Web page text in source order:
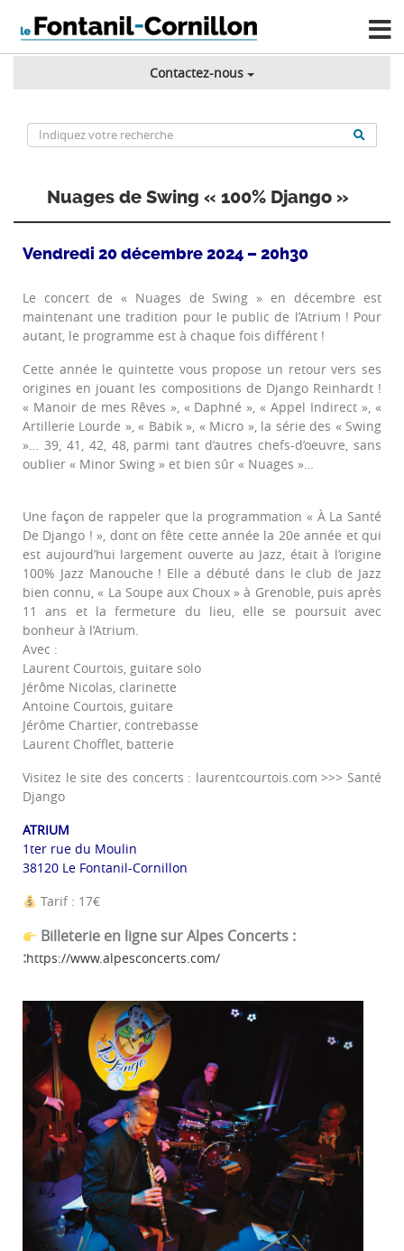
Contactez-nous
Nuages de Swing « 100% Django »
Vendredi 20 décembre 2024 – 20h30
Le concert de « Nuages de Swing » en décembre est
maintenant une tradition pour le public de l’Atrium ! Pour
autant, le programme est à chaque fois différent !
Cette année le quintette vous propose un retour vers ses
origines en jouant les compositions de Django Reinhardt !
« Manoir de mes Rêves », « Daphné », « Appel Indirect », «
Artillerie Lourde », « Babik », « Micro », la série des « Swing
»… 39, 41, 42, 48, parmi tant d’autres chefs-d’oeuvre, sans
oublier « Minor Swing » et bien sûr « Nuages »…
Une façon de rappeler que la programmation « À La Santé
De Django ! », dont on fête cette année la 20e année et qui
est aujourd’hui largement ouverte au Jazz, était à l’origine
100% Jazz Manouche ! Elle a débuté dans le club de Jazz
bien connu, « La Soupe aux Choux » à Grenoble, puis après
11 ans et la fermeture du lieu, elle se poursuit avec
bonheur à l’Atrium.
Avec :
Laurent Courtois, guitare solo
Jérôme Nicolas, clarinette
Antoine Courtois, guitare
Jérôme Chartier, contrebasse
Laurent Chofflet, batterie
Visitez le site des concerts : laurentcourtois.com >>> Santé
Django
ATRIUM
1ter rue du Moulin
38120 Le Fontanil-Cornillon
Tarif : 17€
Billeterie en ligne sur Alpes Concerts :
:https://www.alpesconcerts.com/